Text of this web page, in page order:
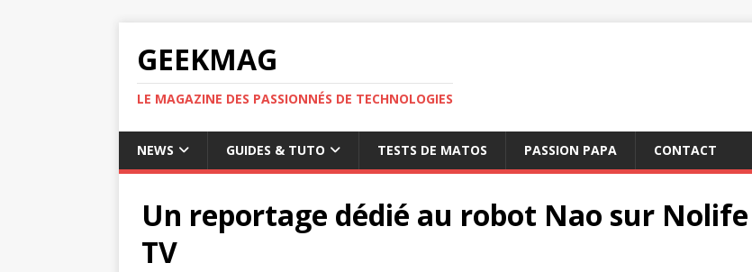
GEEKMAG
LE MAGAZINE DES PASSIONNÉS DE TECHNOLOGIES
NEWS GUIDES & TUTO TESTS DE MATOS PASSION PAPA CONTACT
Un reportage dédié au robot Nao sur Nolife
TV